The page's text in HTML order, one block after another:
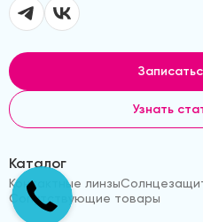
Узнать
Каталог
Контактные линзы
Сопутствующие товары